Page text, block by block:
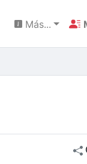
Más...